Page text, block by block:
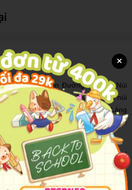
Những Con Đường Đưa Về Núi
Trong những con đường đi về núi
đường nào? Con đường mà Làng
ngắn nhất và dễ chịu nhất để đi về
cách từ từ trong sáchLàng Mai
cầm trên tay đây. Làng Mai (Đạo
đã thực tập và cố nhiên đã chọn con
×